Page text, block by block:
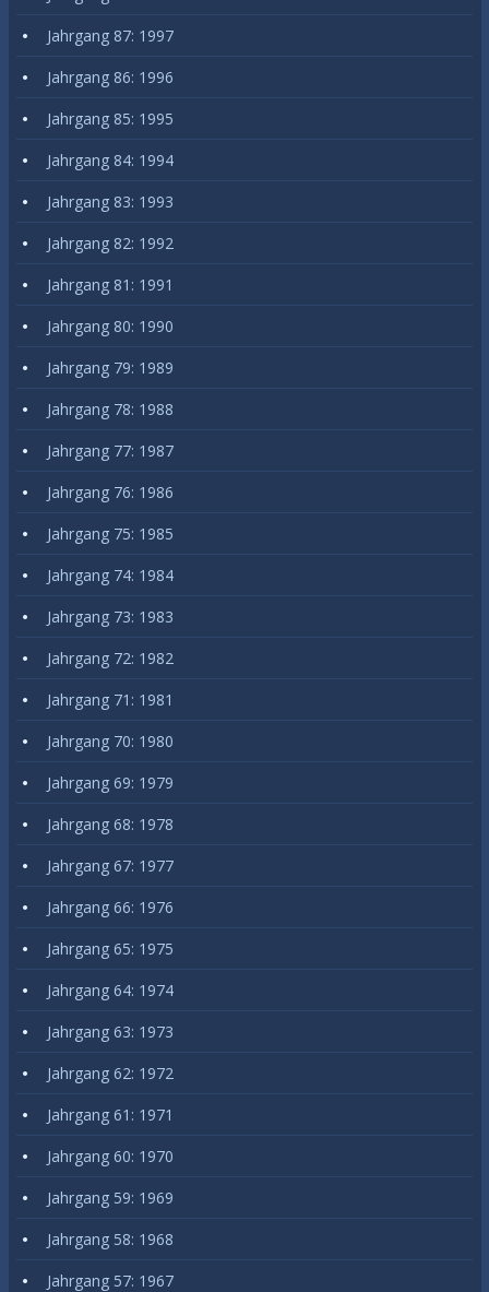
Jahrgang 87: 1997
Jahrgang 86: 1996
Jahrgang 85: 1995
Jahrgang 84: 1994
Jahrgang 83: 1993
Jahrgang 82: 1992
Jahrgang 81: 1991
Jahrgang 80: 1990
Jahrgang 79: 1989
Jahrgang 78: 1988
Jahrgang 77: 1987
Jahrgang 76: 1986
Jahrgang 75: 1985
Jahrgang 74: 1984
Jahrgang 73: 1983
Jahrgang 72: 1982
Jahrgang 71: 1981
Jahrgang 70: 1980
Jahrgang 69: 1979
Jahrgang 68: 1978
Jahrgang 67: 1977
Jahrgang 66: 1976
Jahrgang 65: 1975
Jahrgang 64: 1974
Jahrgang 63: 1973
Jahrgang 62: 1972
Jahrgang 61: 1971
Jahrgang 60: 1970
Jahrgang 59: 1969
Jahrgang 58: 1968
Jahrgang 57: 1967